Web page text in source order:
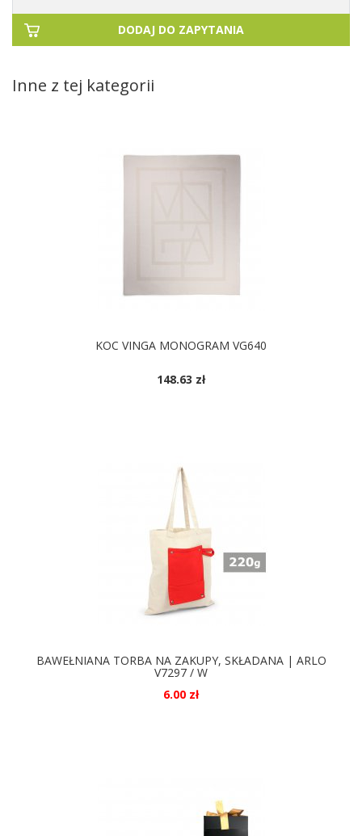
DODAJ DO ZAPYTANIA
Inne z tej kategorii
KOC VINGA MONOGRAM VG640
148.63 zł
BAWEŁNIANA TORBA NA ZAKUPY, SKŁADANA | ARLO
V7297 / W
6.00 zł